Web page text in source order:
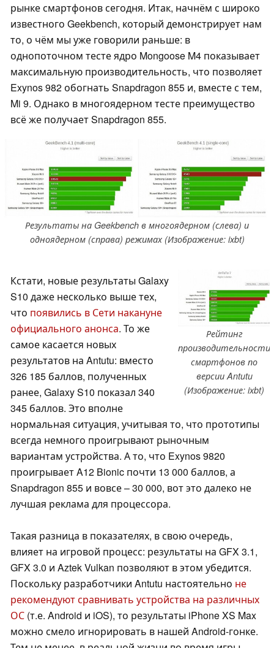
рынке смартфонов сегодня. Итак, начнём с широко
известного Geekbench, который демонстрирует нам
то, о чём мы уже говорили раньше: в
однопоточном тесте ядро Mongoose M4 показывает
максимальную производительность, что позволяет
Exynos 982 обогнать Snapdragon 855 и, вместе с тем,
Mi 9. Однако в многоядерном тесте преимущество
всё же получает Snapdragon 855.
Результаты на Geekbench в многоядерном (слева) и
одноядерном (справа) режимах (Изображение: ixbt)
Рейтинг
производительности
смартфонов по
версии Antutu
(Изображение: ixbt)
Кстати, новые результаты Galaxy
S10 даже несколько выше тех,
что появились в Сети накануне
официального анонса. То же
самое касается новых
результатов на Antutu: вместо
326 185 баллов, полученных
ранее, Galaxy S10 показал 340
345 баллов. Это вполне
нормальная ситуация, учитывая то, что прототипы
всегда немного проигрывают рыночным
вариантам устройства. А то, что Exynos 9820
проигрывает A12 Bionic почти 13 000 баллов, а
Snapdragon 855 и вовсе – 30 000, вот это далеко не
лучшая реклама для процессора.
Такая разница в показателях, в свою очередь,
влияет на игровой процесс: результаты на GFX 3.1,
GFX 3.0 и Aztek Vulkan позволяют в этом убедится.
Поскольку разработчики Antutu настоятельно не
рекомендуют сравнивать устройства на различных
ОС (т.е. Android и iOS), то результаты iPhone XS Max
можно смело игнорировать в нашей Android-гонке.